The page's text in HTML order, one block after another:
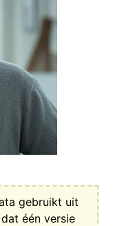
gebruikt uit
één versie